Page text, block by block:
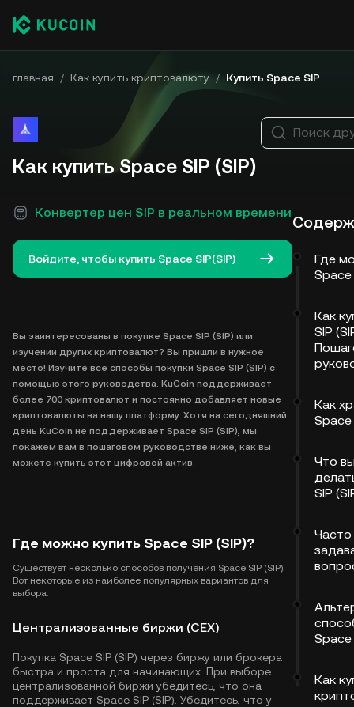
главная / Как купить криптовалюту / Купить Space SIP
Как купить Space SIP (SIP)
Конвертер цен SIP в реальном времени
Войдите, чтобы купить Space SIP(SIP)
Вы заинтересованы в покупке Space SIP (SIP) или
изучении других криптовалют? Вы пришли в нужное
место! Изучите все способы покупки Space SIP (SIP) с
помощью этого руководства. KuCoin поддерживает
более 700 криптовалют и постоянно добавляет новые
криптовалюты на нашу платформу. Хотя на сегодняшний
день KuCoin не поддерживает Space SIP (SIP), мы
покажем вам в пошаговом руководстве ниже, как вы
можете купить этот цифровой актив.
Где можно купить Space SIP (SIP)?
Существует несколько способов получения Space SIP (SIP).
Вот некоторые из наиболее популярных вариантов для
выбора:
Централизованные биржи (CEX)
Покупка Space SIP (SIP) через биржу или брокера
быстра и проста для начинающих. При выборе
централизованной биржи убедитесь, что она
поддерживает Space SIP (SIP). Убедитесь, что у
Поиск
Где
Space
Как
SIP
Как
Space
Что
SIP
Часто
Space
Как